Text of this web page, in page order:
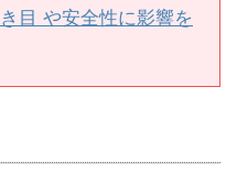
目 や安全性に影響を